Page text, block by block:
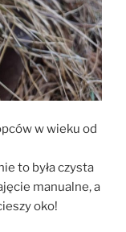
w wieku od
to była czysta
manualne, a
oko!